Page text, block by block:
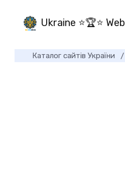
Ukraine ⭐🏆⭐ Web
Каталог сайтів України